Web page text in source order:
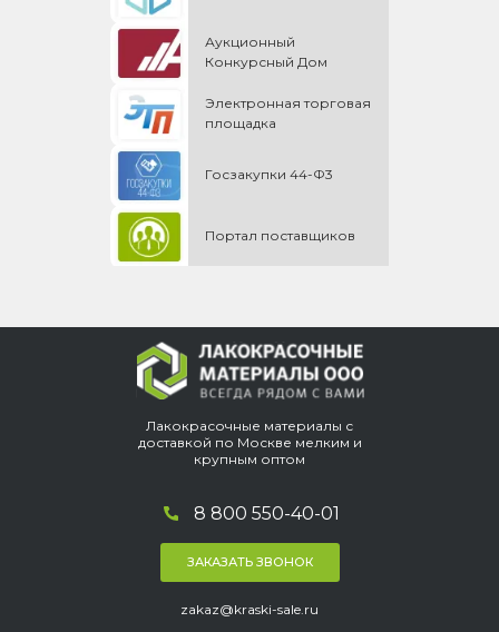
Аукционный
Конкурсный Дом
Электронная торговая
площадка
Госзакупки 44-Ф3
Портал поставщиков
Лакокрасочные материалы с
доставкой по Москве мелким и
крупным оптом
8 800 550-40-01
ЗАКАЗАТЬ ЗВОНОК
zakaz@kraski-sale.ru